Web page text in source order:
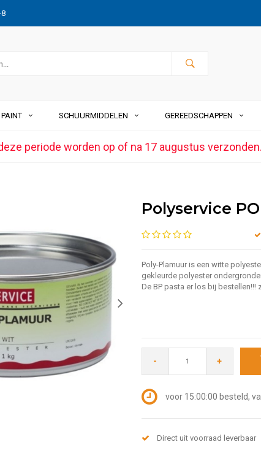
8
SCHUURMIDDELEN GEREEDSCHAPPEN
periode worden op of na 17 augustus verzonden.
Polyservice
Poly-Plamuur is een witte
gekleurde polyester
De BP pasta er los bij bestellen!!!
- +
voor 15:00:00 besteld,
Direct uit voorraad leverbaar